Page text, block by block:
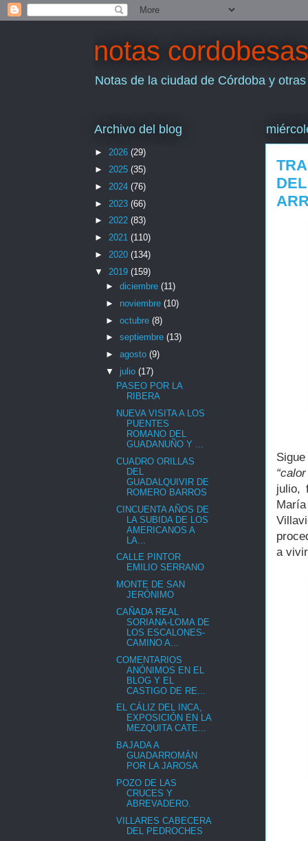
notas cordobesas
Notas de la ciudad de Córdoba y
julio,
a
Archivo del blog
► 2026 (29)
► 2025 (35)
► 2024 (76)
► 2023 (66)
► 2022 (83)
► 2021 (110)
► 2020 (134)
▼ 2019 (159)
► diciembre (11)
► noviembre (10)
► octubre (8)
► septiembre (13)
► agosto (9)
▼ julio (17)
PASEO POR LA
RIBERA
NUEVA VISITA A LOS
PUENTES
ROMANO DEL
GUADANUÑO Y ...
CUADRO ORILLAS
DEL
GUADALQUIVIR DE
ROMERO BARROS
CINCUENTA AÑOS DE
LA SUBIDA DE LOS
AMERICANOS A
LA...
CALLE PINTOR
EMILIO SERRANO
MONTE DE SAN
JERÓNIMO
CAÑADA REAL
SORIANA-LOMA DE
LOS ESCALONES-
CAMINO A...
COMENTARIOS
ANÓNIMOS EN EL
BLOG Y EL
CASTIGO DE RE...
EL CÁLIZ DEL INCA,
EXPOSICIÓN EN LA
MEZQUITA CATE...
BAJADA A
GUADARROMÁN
POR LA JAROSA
POZO DE LAS
CRUCES Y
ABREVADERO.
VILLARES CABECERA
DEL PEDROCHES